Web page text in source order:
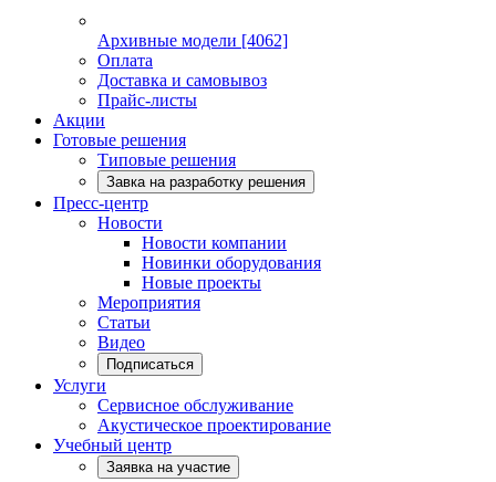
Архивные модели [4062]
Оплата
Доставка и самовывоз
Прайс-листы
Акции
Готовые решения
Типовые решения
Завка на разработку решения
Пресс-центр
Новости
Новости компании
Новинки оборудования
Новые проекты
Мероприятия
Статьи
Видео
Подписаться
Услуги
Сервисное обслуживание
Акустическое проектирование
Учебный центр
Заявка на участие